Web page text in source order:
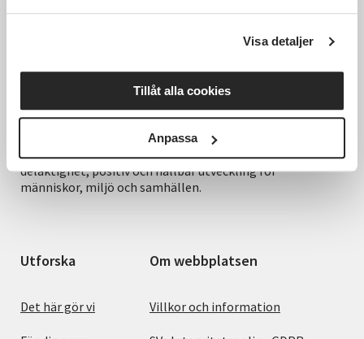
Visa detaljer
Tillåt alla cookies
Anpassa
Hela Sveriges studieförbund - Vi är en central
samhällsaktör som bidrar till demokrati och
delaktighet, positiv och hållbar utveckling för
människor, miljö och samhällen.
Utforska
Det här gör vi
Om webbplatsen
Villkor och information